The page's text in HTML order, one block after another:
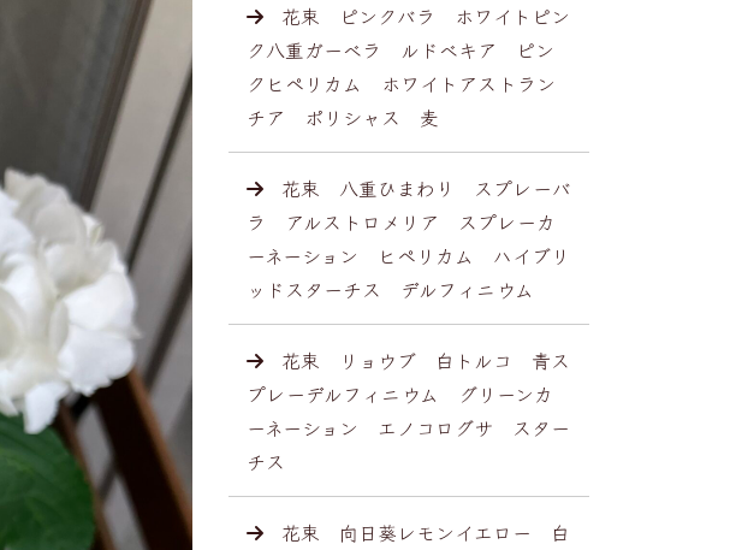
花束 ピンクバラ ホワイトピン
ク八重ガーベラ ルドベキア ピン
クヒペリカム ホワイトアストラン
チア ポリシャス 麦
花束 八重ひまわり スプレーバ
ラ アルストロメリア スプレーカ
ーネーション ヒペリカム ハイブリ
ッドスターチス デルフィニウム
花束 リョウブ 白トルコ 青ス
プレーデルフィニウム グリーンカ
ーネーション エノコログサ スター
チス
花束 向日葵レモンイエロー 白